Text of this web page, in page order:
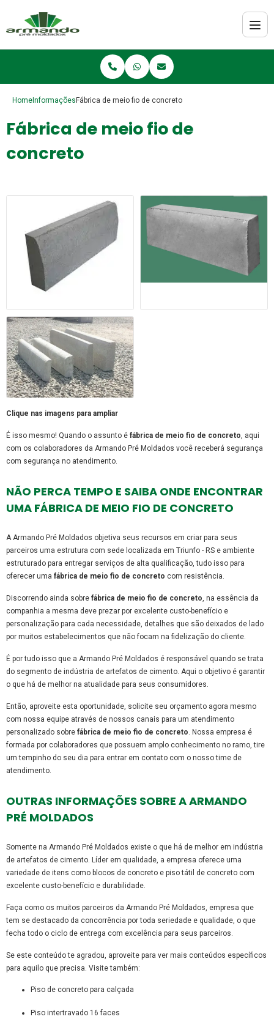
Home Informações Fábrica de meio fio de concreto
Fábrica de meio fio de
concreto
Clique nas imagens para ampliar
É isso mesmo! Quando o assunto é fábrica de meio fio de concreto, aqui
com os colaboradores da Armando Pré Moldados você receberá segurança
com segurança no atendimento.
NÃO PERCA TEMPO E SAIBA ONDE ENCONTRAR
UMA FÁBRICA DE MEIO FIO DE CONCRETO
A Armando Pré Moldados objetiva seus recursos em criar para seus
parceiros uma estrutura com sede localizada em Triunfo - RS e ambiente
estruturado para entregar serviços de alta qualificação, tudo isso para
oferecer uma fábrica de meio fio de concreto com resistência.
Discorrendo ainda sobre fábrica de meio fio de concreto, na essência da
companhia a mesma deve prezar por excelente custo-benefício e
personalização para cada necessidade, detalhes que são deixados de lado
por muitos estabelecimentos que não focam na fidelização do cliente.
É por tudo isso que a Armando Pré Moldados é responsável quando se trata
do segmento de indústria de artefatos de cimento. Aqui o objetivo é garantir
o que há de melhor na atualidade para seus consumidores.
Então, aproveite esta oportunidade, solicite seu orçamento agora mesmo
com nossa equipe através de nossos canais para um atendimento
personalizado sobre fábrica de meio fio de concreto. Nossa empresa é
formada por colaboradores que possuem amplo conhecimento no ramo, tire
um tempinho do seu dia para entrar em contato com o nosso time de
atendimento.
OUTRAS INFORMAÇÕES SOBRE A ARMANDO
PRÉ MOLDADOS
Somente na Armando Pré Moldados existe o que há de melhor em indústria
de artefatos de cimento. Líder em qualidade, a empresa oferece uma
variedade de itens como blocos de concreto e piso tátil de concreto com
excelente custo-benefício e durabilidade.
Faça como os muitos parceiros da Armando Pré Moldados, empresa que
tem se destacado da concorrência por toda seriedade e qualidade, o que
fecha todo o ciclo de entrega com excelência para seus parceiros.
Se este conteúdo te agradou, aproveite para ver mais conteúdos específicos
para aquilo que precisa. Visite também:
piso de concreto para calçada
piso intertravado 16 faces